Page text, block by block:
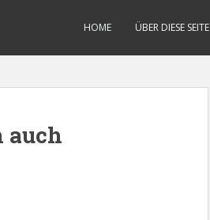
HOME ÜBER DIESE SEITE
auch